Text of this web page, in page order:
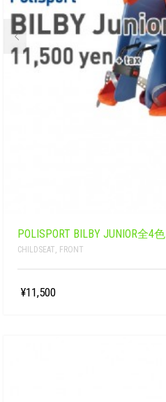
POLISPORT BILBY JUNIOR全4色
CHILDSEAT, FRONT
¥11,500